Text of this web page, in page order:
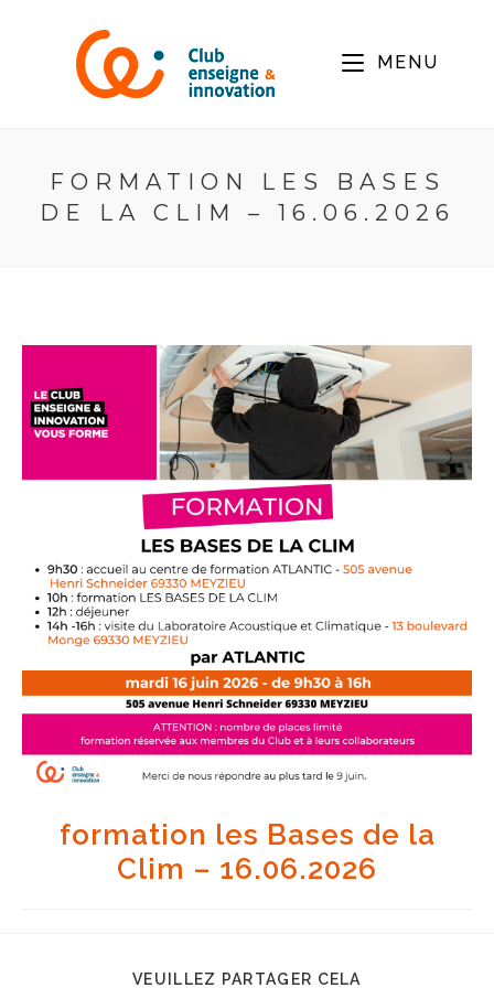
MENU
FORMATION LES BASES
DE LA CLIM – 16.06.2026
formation les Bases de la
Clim – 16.06.2026
VEUILLEZ PARTAGER CELA